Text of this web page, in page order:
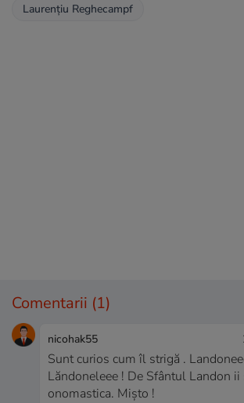
Laurențiu Reghecampf
Comentarii (1)
nicohak55
Sunt curios cum îl strigă .
Lăndoneleee ! De Sfântul Landon ii
onomastica. Mișto !